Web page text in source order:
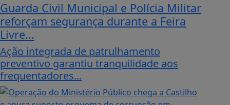
Guarda Civil Municipal e Polícia Militar
reforçam segurança durante a Feira
Livre...
Ação integrada de patrulhamento
preventivo garantiu tranquilidade aos
frequentadores...